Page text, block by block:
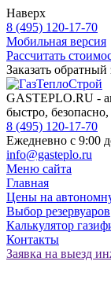
Наверх
8 (495) 120-17-70
Мобильная версия
Рассчитать
Заказать обратный
GASTEPLO.RU -
быстро,
8 (495) 120-17-70
Ежедневно с 9:00
info@gasteplo.ru
Меню сайта
Главная
Цены на
Выбор резервуаров
Калькулятор
Контакты
Заявка на выезд